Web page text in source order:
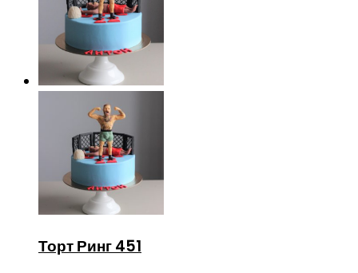
Торт Ринг 451